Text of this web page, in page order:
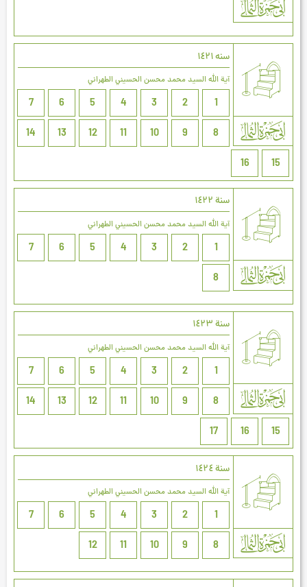
سنه ۱٤۲۱
آية الله السيد محمد محسن الحسيني الطهراني
1
2
3
4
5
6
7
8
9
10
11
12
13
14
15
16
سنة ۱٤۲۲
آية الله السيد محمد محسن الحسيني الطهراني
1
2
3
4
5
6
7
8
سنة ۱٤۲۳
آية الله السيد محمد محسن الحسيني الطهراني
1
2
3
4
5
6
7
8
9
10
11
12
13
14
15
16
17
سنة ۱٤۲٤
آية الله السيد محمد محسن الحسيني الطهراني
1
2
3
4
5
6
7
8
9
10
11
12